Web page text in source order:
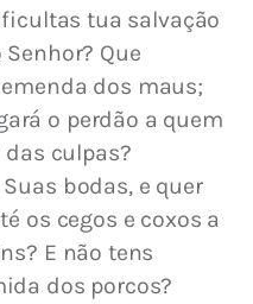
tua salvação
Que
dos maus;
o perdão a quem
culpas?
bodas, e quer
os cegos e coxos a
E não tens
dos porcos?